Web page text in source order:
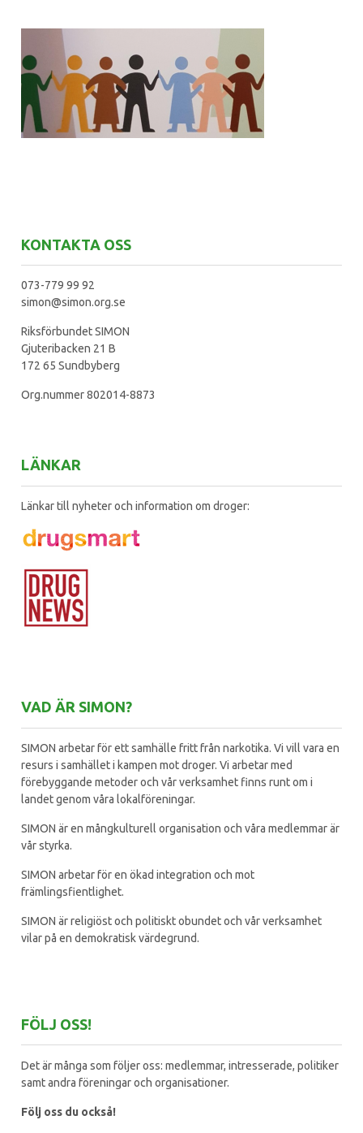
KONTAKTA OSS
073-779 99 92
simon@simon.org.se
Riksförbundet SIMON
Gjuteribacken 21 B
172 65 Sundbyberg
Org.nummer 802014-8873
LÄNKAR
Länkar till nyheter och information om droger:
VAD ÄR SIMON?
SIMON arbetar för ett samhälle fritt från narkotika. Vi vill vara en
resurs i samhället i kampen mot droger. Vi arbetar med
förebyggande metoder och vår verksamhet finns runt om i
landet genom våra lokalföreningar.
SIMON är en mångkulturell organisation och våra medlemmar är
vår styrka.
SIMON arbetar för en ökad integration och mot
främlingsfientlighet.
SIMON är religiöst och politiskt obundet och vår verksamhet
vilar på en demokratisk värdegrund.
FÖLJ OSS!
Det är många som följer oss: medlemmar, intresserade, politiker
samt andra föreningar och organisationer.
Följ oss du också!